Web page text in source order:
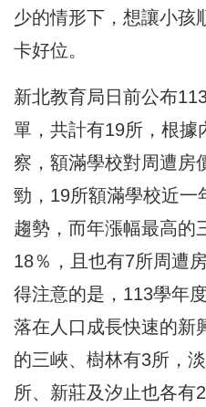
少的情形下，想讓小孩
卡好位。
新北教育局日前公布
單，共計有19所，根據
察，額滿學校對周遭房
勁，19所額滿學校近一
趨勢，而年漲幅最高的
18％，且也有7所周遭
得注意的是，113學年
落在人口成長快速的新
的三峽、樹林有3所，
所、新莊及汐止也各有